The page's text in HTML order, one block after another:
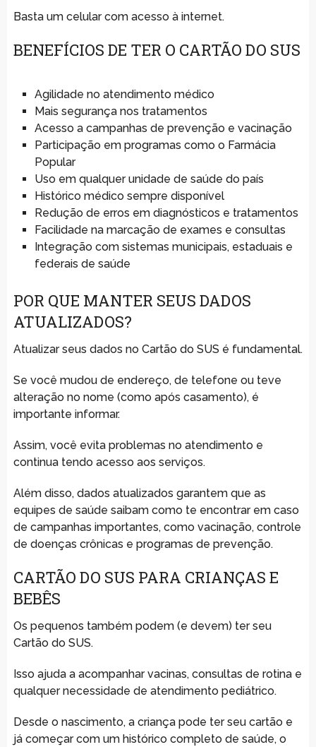
Basta um celular com acesso à internet.
BENEFÍCIOS DE TER O CARTÃO DO SUS
Agilidade no atendimento médico
Mais segurança nos tratamentos
Acesso a campanhas de prevenção e vacinação
Participação em programas como o Farmácia
Popular
Uso em qualquer unidade de saúde do país
Histórico médico sempre disponível
Redução de erros em diagnósticos e tratamentos
Facilidade na marcação de exames e consultas
Integração com sistemas municipais, estaduais e
federais de saúde
POR QUE MANTER SEUS DADOS
ATUALIZADOS?
Atualizar seus dados no Cartão do SUS é fundamental.
Se você mudou de endereço, de telefone ou teve
alteração no nome (como após casamento), é
importante informar.
Assim, você evita problemas no atendimento e
continua tendo acesso aos serviços.
Além disso, dados atualizados garantem que as
equipes de saúde saibam como te encontrar em caso
de campanhas importantes, como vacinação, controle
de doenças crônicas e programas de prevenção.
CARTÃO DO SUS PARA CRIANÇAS E
BEBÊS
Os pequenos também podem (e devem) ter seu
Cartão do SUS.
Isso ajuda a acompanhar vacinas, consultas de rotina e
qualquer necessidade de atendimento pediátrico.
Desde o nascimento, a criança pode ter seu cartão e
já começar com um histórico completo de saúde, o